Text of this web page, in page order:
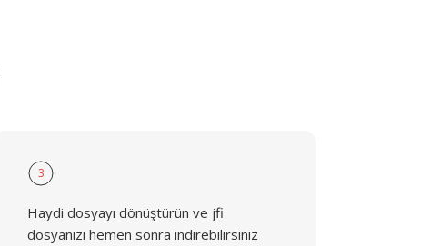
3
Haydi dosyayı dönüştürün ve jfi
dosyanızı hemen sonra indirebilirsiniz